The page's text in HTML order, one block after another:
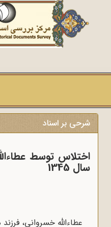
شرحی بر اسناد
اختلاس توسط
سال 1345